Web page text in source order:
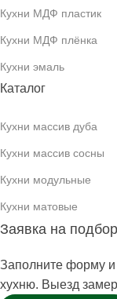
Кухни МДФ пластик
Кухни МДФ плёнка
Кухни эмаль
Каталог
Кухни массив дуба
Кухни массив сосны
Кухни модульные
Кухни матовые
Заявка на
Заполните форму
хухню. Выезд